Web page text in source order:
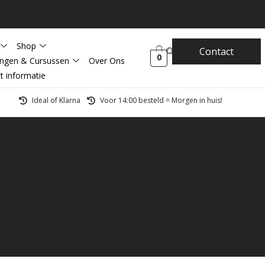
Shop
& Cursussen
Over Ons
informatie
0 Contact
Ideal of Klarna Voor 14:00 besteld = Morgen in huis!